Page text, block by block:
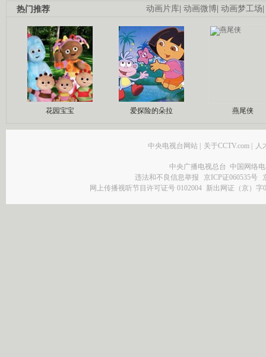
动画片库| 动画微博| 动画梦工场|
热门推荐
花园宝宝 爱探险的朵拉 燕尾侠
中央电视台网站 | 关于CCTV.com | 人
中央广播电视总台 中国网络
违法和不良信息举报
京ICP证060535号
网上传播视听节目许可证号 0102004 新出网证（京）